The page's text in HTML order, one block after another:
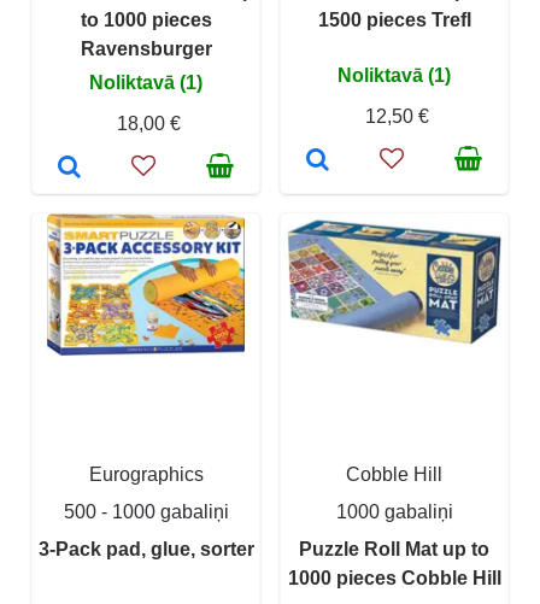
to 1000 pieces
Ravensburger
Noliktavā (1)
18,00 €
1500 pieces Trefl
Noliktavā (1)
12,50 €
Eurographics
500 - 1000 gabaliņi
3-Pack pad, glue, sorter
Cobble Hill
1000 gabaliņi
Puzzle Roll Mat up to
1000 pieces Cobble Hill